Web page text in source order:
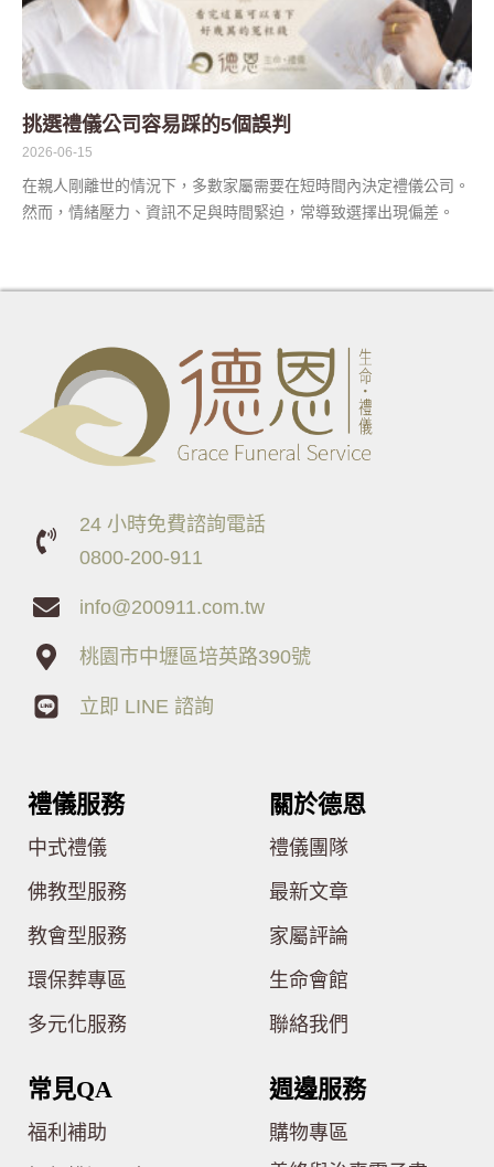
挑選禮儀公司容易踩的5個誤判
2026-06-15
在親人剛離世的情況下，多數家屬需要在短時間內決定禮儀公司。
然而，情緒壓力、資訊不足與時間緊迫，常導致選擇出現偏差。
24 小時免費諮詢電話
0800-200-911
info@200911.com.tw
桃園市中壢區培英路390號
立即 LINE 諮詢
禮儀服務
中式禮儀
佛教型服務
教會型服務
環保葬專區
多元化服務
關於德恩
禮儀團隊
最新文章
家屬評論
生命會館
聯絡我們
常見QA
福利補助
週邊服務
購物專區